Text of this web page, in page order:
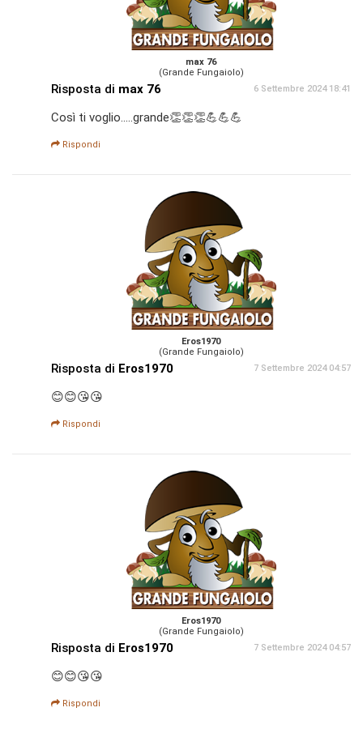
max 76
(Grande Fungaiolo)
Risposta di max 76 6 Settembre 2024 18:41
Così ti voglio.....grande👏👏👏💪💪💪
Rispondi
Eros1970
(Grande Fungaiolo)
Risposta di Eros1970 7 Settembre 2024 04:57
😊😊😘😘
Rispondi
Eros1970
(Grande Fungaiolo)
Risposta di Eros1970 7 Settembre 2024 04:57
😊😊😘😘
Rispondi